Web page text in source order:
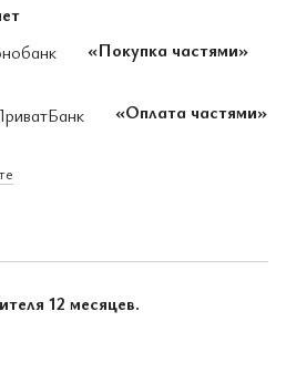
«Покупка частями»
«Оплата частями»
12 месяцев.